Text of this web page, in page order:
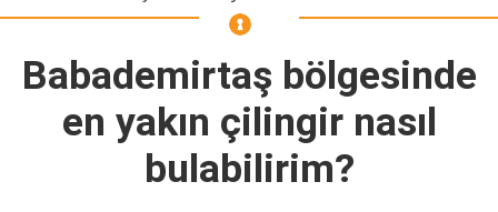
Babademirtaş bölgesinde
en yakın çilingir nasıl
bulabilirim?